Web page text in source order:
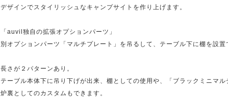
デザインでスタイリッシュなキャンプサイトを作り上げます。
「auvil独自の拡張オプションパーツ」
別オプションパーツ「マルチプレート」を吊るして、テーブル下に棚を設置
長さが２パターンあり。
テーブル本体下に吊り下げが出来、棚としての使用や、「ブラックミニマ
炉裏としてのカスタムもできます。